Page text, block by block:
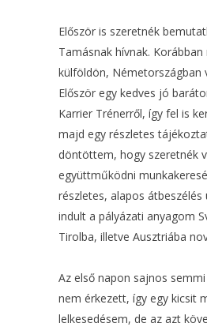
Először is szeretnék
Tamásnak hívnak.
külföldön, Németországban
Először egy kedves jó
Karrier Trénerről, így fel is
majd egy részletes
döntöttem, hogy szeretnék
együttműködni
részletes, alapos átbeszélés
indult a pályázati anyagom
Tirolba, illetve Ausztriába
Az első napon sajnos
nem érkezett, így egy kicsit
lelkesedésem, de az azt